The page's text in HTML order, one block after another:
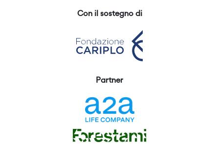
Con il sostegno di
Partner